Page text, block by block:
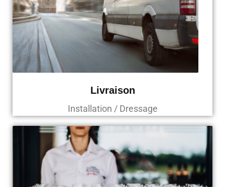
Livraison
Installation / Dressage